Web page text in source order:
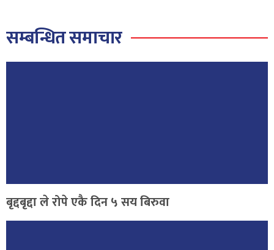
सम्बन्धित समाचार
बृद्दबृद्दा ले रोपे एकै दिन ५ सय बिरुवा